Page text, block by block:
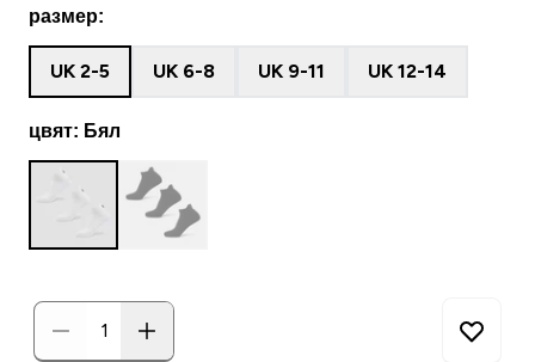
размер:
UK 2-5 UK 6-8 UK 9-11 UK 12-14
цвят: Бял